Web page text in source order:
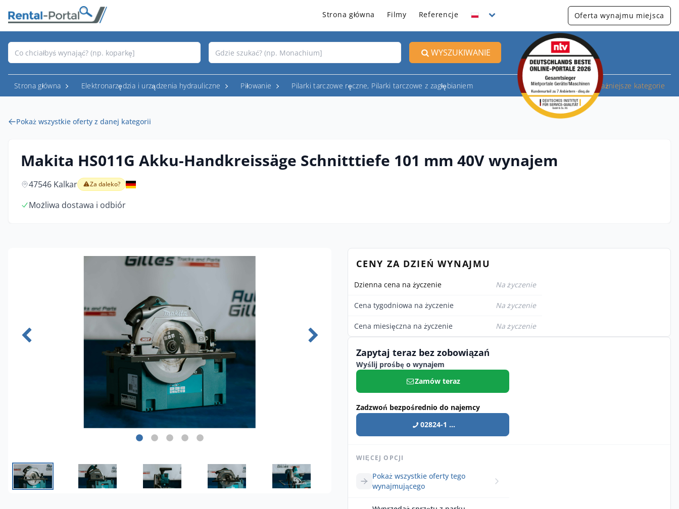
Strona główna Filmy Referencje Oferta wynajmu miejsca
WYSZUKIWANIE
Strona główna Elektronarzędzia i urządzenia hydrauliczne Piłowanie Pilarki tarczowe ręczne, Pilarki tarczowe z zagłębianiem Najważniejsze kategorie
Pokaż wszystkie oferty z danej kategorii
Makita HS011G Akku-Handkreissäge Schnitttiefe 101 mm 40V wynajem
47546 Kalkar Za daleko?
Możliwa dostawa i odbiór
CENY ZA DZIEŃ WYNAJMU
Dzienna cena na życzenie Na życzenie
Cena tygodniowa na życzenie Na życzenie
Cena miesięczna na życzenie Na życzenie
Zapytaj teraz bez zobowiązań
Wyślij prośbę o wynajem
Zamów teraz
Zadzwoń bezpośrednio do najemcy
02824-1 ...
WIĘCEJ OPCJI
Pokaż wszystkie oferty tego
wynajmującego